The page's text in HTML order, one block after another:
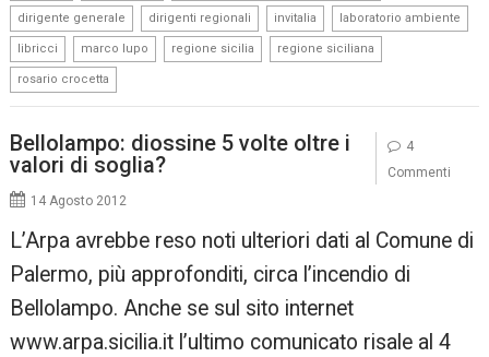
dirigente generale dirigenti regionali invitalia laboratorio ambiente
libricci marco lupo regione sicilia regione siciliana
rosario crocetta
Bellolampo: diossine 5 volte oltre i
valori di soglia?
14 Agosto 2012
L’Arpa avrebbe reso noti ulteriori dati al Comune di
Palermo, più approfonditi, circa l’incendio di
Bellolampo. Anche se sul sito internet
www.arpa.sicilia.it l’ultimo comunicato risale al 4
4
Commenti